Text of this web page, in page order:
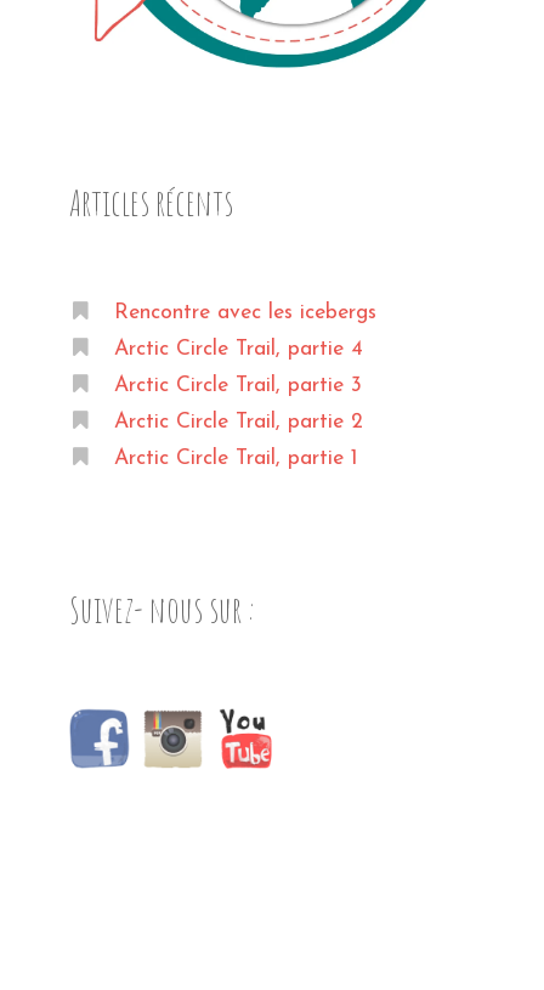
Articles récents
Rencontre avec les icebergs
Arctic Circle Trail, partie 4
Arctic Circle Trail, partie 3
Arctic Circle Trail, partie 2
Arctic Circle Trail, partie 1
Suivez- nous sur :